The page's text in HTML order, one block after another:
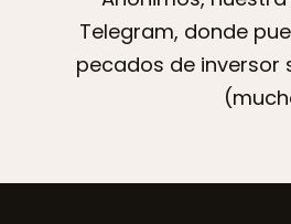
Telegram, donde
pecados de inversor